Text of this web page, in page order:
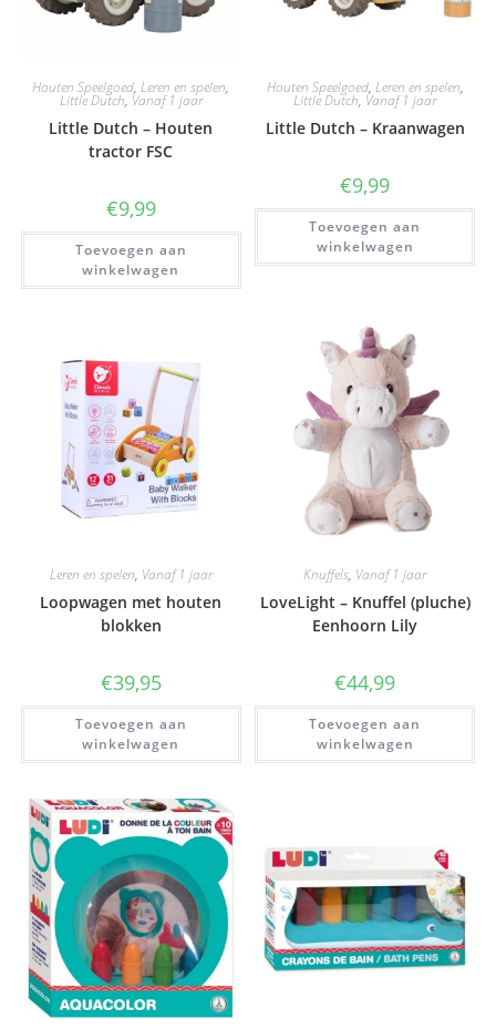
Houten Speelgoed,Leren en spelen,
Little Dutch, Vanaf 1 jaar
Little Dutch – Houten
tractor FSC
€9,99
Toevoegen aan
winkelwagen
Houten Speelgoed, Leren en spelen,
Little Dutch, Vanaf 1 jaar
Little Dutch – Kraanwagen
€9,99
Toevoegen aan
winkelwagen
Leren en spelen, Vanaf 1 jaar
Loopwagen met houten
blokken
€39,95
Toevoegen aan
winkelwagen
Knuffels, Vanaf 1 jaar
LoveLight – Knuffel (pluche)
Eenhoorn Lily
€44,99
Toevoegen aan
winkelwagen